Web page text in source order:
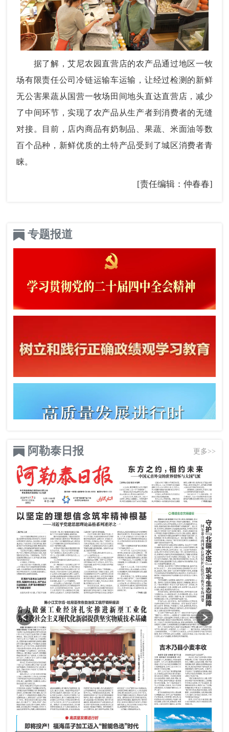
据了解，艾尼农园直营店的农产品通过地区一牧
场有限责任公司冷链运输车运输，让经过检测的新鲜
无公害果蔬从国营一牧场田间地头直达直营店，减少
了中间环节，实现了农产品从生产者到消费者的无缝
对接。目前，店内商品有奶制品、果蔬、米面油等数
百个品种，新鲜优质的土特产品受到了城区消费者青
睐。
[责任编辑：仲春春]
专题报道
阿勒泰日报 更多>>